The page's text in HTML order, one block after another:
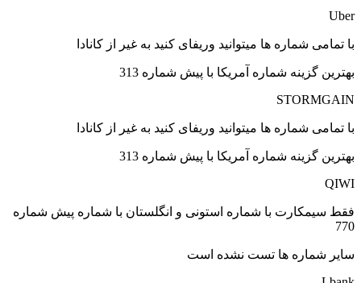
Uber
با تمامی شماره ها میتوانید وریفای کنید به غیر از کانادا
بهترین گزینه شماره آمریکا با پیش شماره 313
STORMGAIN
با تمامی شماره ها میتوانید وریفای کنید به غیر از کانادا
بهترین گزینه شماره آمریکا با پیش شماره 313
QIWI
فقط سیمکارت با شماره استونی و انگلستان با شماره پیش شماره
770
سایر شماره ها تست نشده است